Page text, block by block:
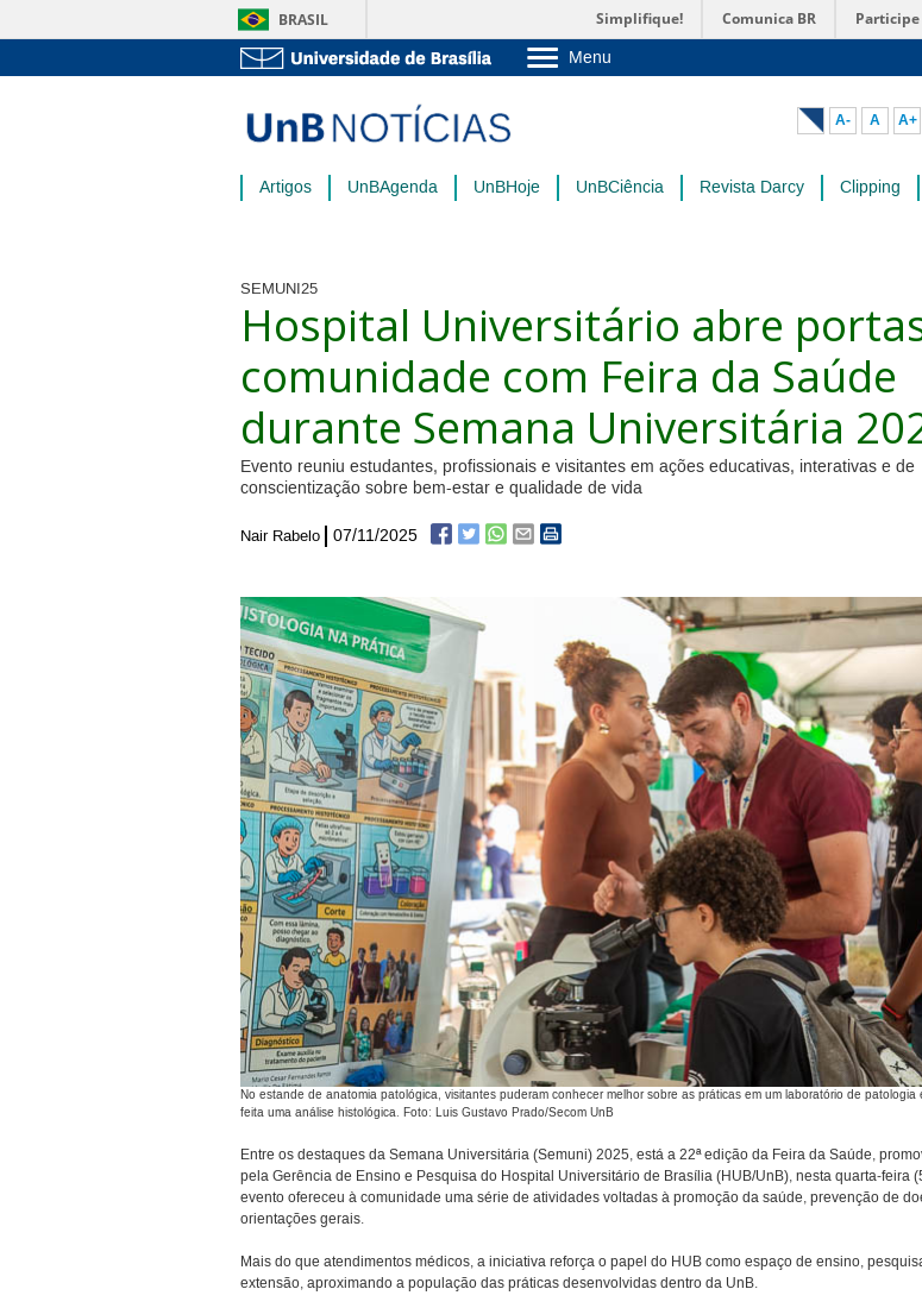
BRASIL Simplifique! Comunica BR Participe
Menu
Pós-Graduação
Administração
A- A A+
Artigos UnBAgenda UnBHoje UnBCiência Revista Darcy Clipping
SEMUNI25
Hospital Universitário abre
comunidade com Feira da Saúde
durante Semana Universitária
Evento reuniu estudantes, profissionais e visitantes em ações educativas, interativas e de
conscientização sobre bem-estar e qualidade de vida
Nair Rabelo 07/11/2025
No estande de anatomia patológica, visitantes puderam conhecer melhor sobre as práticas em um laboratório de patologia
feita uma análise histológica. Foto: Luis Gustavo Prado/Secom UnB
Entre os destaques da Semana Universitária (Semuni) 2025, está a 22ª edição da Feira da Saúde,
pela Gerência de Ensino e Pesquisa do Hospital Universitário de Brasília (HUB/UnB), nesta quarta-feira
evento ofereceu à comunidade uma série de atividades voltadas à promoção da saúde, prevenção de
orientações gerais.
Mais do que atendimentos médicos, a iniciativa reforça o papel do HUB como espaço de ensino,
extensão, aproximando a população das práticas desenvolvidas dentro da UnB.